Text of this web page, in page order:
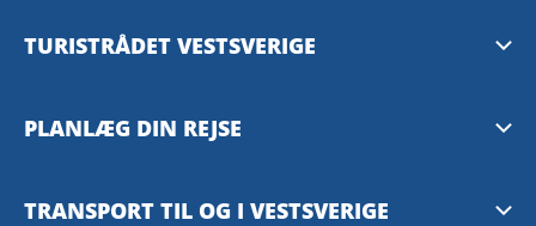
TURISTRÅDET VESTSVERIGE
Mediebank
PLANLÆG DIN REJSE
Tilgængelighedsguide – TD
TRANSPORT TIL OG I VESTSVERIGE